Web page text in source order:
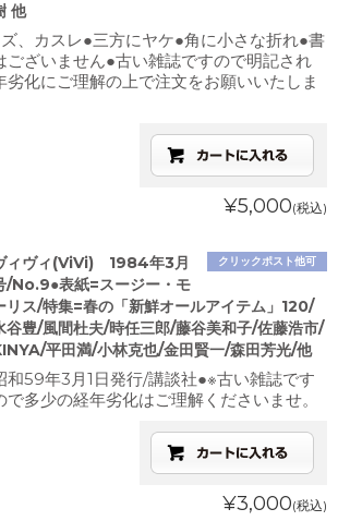
他
、カスレ●三方にヤケ●角に小さな折れ●書
ございません●古い雑誌ですので明記され
劣化にご理解の上で注文をお願いいたしま
¥5,000(税込)
クリックポスト他可
ィヴィ(ViVi) 1984年3月
/No.9●表紙=スージー・モ
リス/特集=春の「新鮮オールアイテム」120/
谷豊/風間杜夫/時任三郎/藤谷美和子/佐藤浩市/
平田満/小林克也/金田賢一/森田芳光/他
和59年3月1日発行/講談社●※古い雑誌です
で多少の経年劣化はご理解くださいませ。
¥3,000(税込)